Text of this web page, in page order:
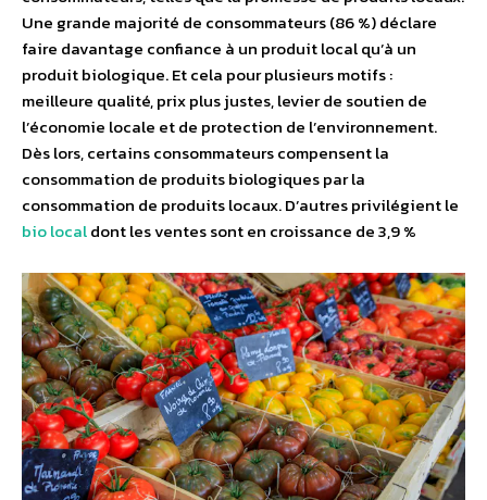
Une grande majorité de consommateurs (86 %) déclare
faire davantage confiance à un produit local qu’à un
produit biologique. Et cela pour plusieurs motifs :
meilleure qualité, prix plus justes, levier de soutien de
l’économie locale et de protection de l’environnement.
Dès lors, certains consommateurs compensent la
consommation de produits biologiques par la
consommation de produits locaux. D’autres privilégient le
bio localdont les ventes sont en croissance de 3,9 %